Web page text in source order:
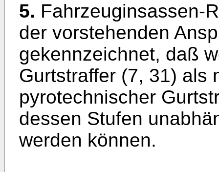
5. Fahrzeuginsassen-
der vorstehenden
gekennzeichnet, daß
Gurtstraffer (7, 31) als
pyrotechnischer
dessen Stufen
werden können.